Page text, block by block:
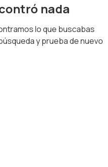
nada
lo que buscabas
y prueba de nuevo